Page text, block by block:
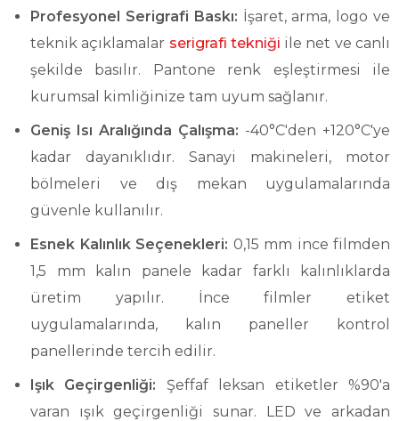
Profesyonel Serigrafi Baskı: İşaret, arma, logo ve
teknik açıklamalar serigrafi tekniği ile net ve canlı
şekilde basılır. Pantone renk eşleştirmesi ile
kurumsal kimliğinize tam uyum sağlanır.
Geniş Isı Aralığında Çalışma: -40°C'den +120°C'ye
kadar dayanıklıdır. Sanayi makineleri, motor
bölmeleri ve dış mekan uygulamalarında
güvenle kullanılır.
Esnek Kalınlık Seçenekleri: 0,15 mm ince filmden
1,5 mm kalın panele kadar farklı kalınlıklarda
üretim yapılır. İnce filmler etiket
uygulamalarında, kalın paneller kontrol
panellerinde tercih edilir.
Işık Geçirgenliği: Şeffaf leksan etiketler %90'a
varan ışık geçirgenliği sunar. LED ve arkadan